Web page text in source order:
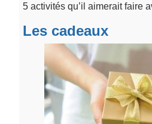
5 activités qu’il aimerait faire
Les cadeaux